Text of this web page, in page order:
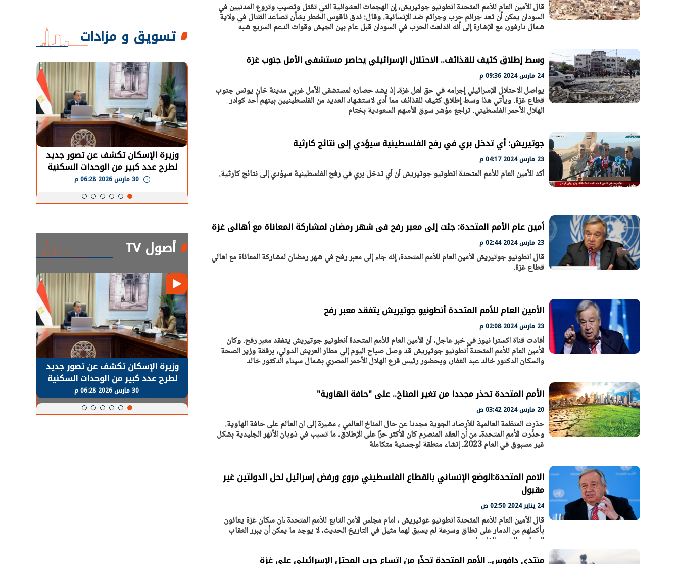
قال الأمين العام للأمم المتحدة أنطونيو جوتيريش، إن الهجمات العشوائية التي تقتل وتصيب وتروع المدنيين في
السودان يمكن أن تعد جرائم حرب وجرائم ضد الإنسانية. وقال: ندق ناقوس الخطر بشأن تصاعد القتال في ولاية
شمال دارفور، مع الإشارة إلى أنه اندلعت الحرب في السودان قبل عام بين الجيش وقوات الدعم السريع شبه
وسط إطلاق كثيف للقذائف.. الاحتلال الإسرائيلي يحاصر مستشفى الأمل جنوب غزة
24 مارس 2024 09:36 م
يواصل الاحتلال الإسرائيلي إجرامه في حق أهل غزة، إذ يشد حصاره لمستشفى الأمل غربي مدينة خان يونس جنوب
قطاع غزة. ويأتي هذا وسط إطلاق كثيف للقذائف مما أدى لاستشهاد العديد من الفلسطينيين بينهم أحد كوادر
الهلال الأحمر الفلسطيني. تراجع مؤشر سوق الأسهم السعودية بختام
جوتيريش: أي تدخل بري في رفح الفلسطينية سيؤدي إلى نتائج كارثية
23 مارس 2024 04:17 م
أكد الأمين العام للأمم المتحدة انطونيو جوتيريش أن أي تدخل بري في رفح الفلسطينية سيؤدي إلى نتائج كارثية.
أمين عام الأمم المتحدة: جئت إلى معبر رفح فى شهر رمضان لمشاركة المعاناة مع أهالى غزة
23 مارس 2024 02:44 م
قال أنطونيو جوتيريش الأمين العام للأمم المتحدة، إنه جاء إلى معبر رفح في شهر رمضان لمشاركة المعاناة مع أهالي
قطاع غزة.
الأمين العام للأمم المتحدة أنطونيو جوتيريش يتفقد معبر رفح
23 مارس 2024 02:08 م
أفادت قناة اكسترا نيوز في خبر عاجل، أن الأمين العام للأمم المتحدة أنطونيو جوتيريش يتفقد معبر رفح. وكان
الأمين العام للأمم المتحدة أنطونيو جوتيريش قد وصل صباح اليوم إلي مطار العريش الدولي، برفقة وزير الصحة
والسكان الدكتور خالد عبد الغفار، وبحضور رئيس فرع الهلال الأحمر المصري بشمال سيناء الدكتور خالد
الأمم المتحدة تحذر مجددا من تغير المناخ.. على "حافة الهاوية"
20 مارس 2024 03:42 ص
حذرت المنظمة العالمية للأرصاد الجوية مجددا عن حال المناخ العالمي ، مشيرة إلى أن العالم على حافة الهاوية.
وحذّرت الأمم المتحدة، من أن العقد المنصرم كان الأكثر حرًا على الإطلاق، ما تسبب في ذوبان الأنهر الجليدية بشكل
غير مسبوق في العام 2023. إنشاء منطقة لوجستية متكاملة
الامم المتحدة:الوضع الإنساني بالقطاع الفلسطيني مروع ورفض إسرائيل لحل الدولتين غير
مقبول
24 يناير 2024 02:50 ص
قال الأمين العام للأمم المتحدة أنطونيو غوتيريش ، أمام مجلس الأمن التابع للأمم المتحدة ،ان سكان غزة يعانون
بأكملهم من الدمار على نطاق وسرعة لم يسبق لهما مثيل في التاريخ الحديث، لا يوجد ما يمكن أن يبرر العقاب
الجماعي للشعب الفلسطيني
منتدى دافوس.. الأمم المتحدة تحذّر من اتساع حرب المحتل الإسرائيلي على غزة
تسويق و مزادات
الرئيس السيسي: تداعيات خطيرة على
الاقتصاد العالمي وأسعار الوقود حال
استمرار الأزمة في الشرق الأوسط
30 مارس 2026 05:06 م
رئيس الوزراء يتابع الإجراءات الخاصة
بتنفيذ التوجيهات الرئاسية بطرح وحدات
سكنية بالإيجار للمواطنين
30 مارس 2026 04:40 م
واسع.. والبترول: مصر تعزز مكانتها
بوصفها مركزًا إقليميًّا للطاقة
30 مارس 2026 03:59 م
وزيرة الإسكان تكشف عن تصور جديد
لطرح عدد كبير من الوحدات السكنية
بنظام الإيجار
أصول TV
الرئيس السيسي: تداعيات خطيرة على
الاقتصاد العالمي وأسعار الوقود حال
استمرار الأزمة في الشرق الأوسط
30 مارس 2026 05:06 م
رئيس الوزراء يتابع الإجراءات الخاصة
سكنية بالإيجار للمواطنين
افتتاح «إيجبس 2026» بحضور دولي
بوصفها مركزًا إقليميًّا للطاقة
وزيرة الإسكان تكشف عن تصور جديد
لطرح عدد كبير من الوحدات السكنية
بنظام الإيجار